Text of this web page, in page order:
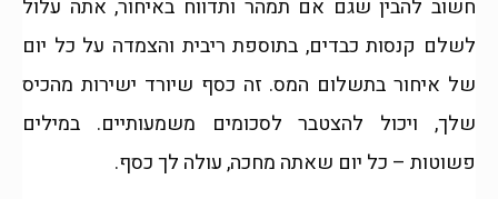
חשוב להבין שגם אם תמהר ותדווח באיחור, אתה עלול
לשלם קנסות כבדים, בתוספת ריבית והצמדה על כל יום
של איחור בתשלום המס. זה כסף שיורד ישירות מהכיס
שלך, ויכול להצטבר לסכומים משמעותיים. במילים
פשוטות – כל יום שאתה מחכה, עולה לך כסף.